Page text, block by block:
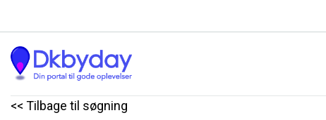
<< Tilbage til søgning